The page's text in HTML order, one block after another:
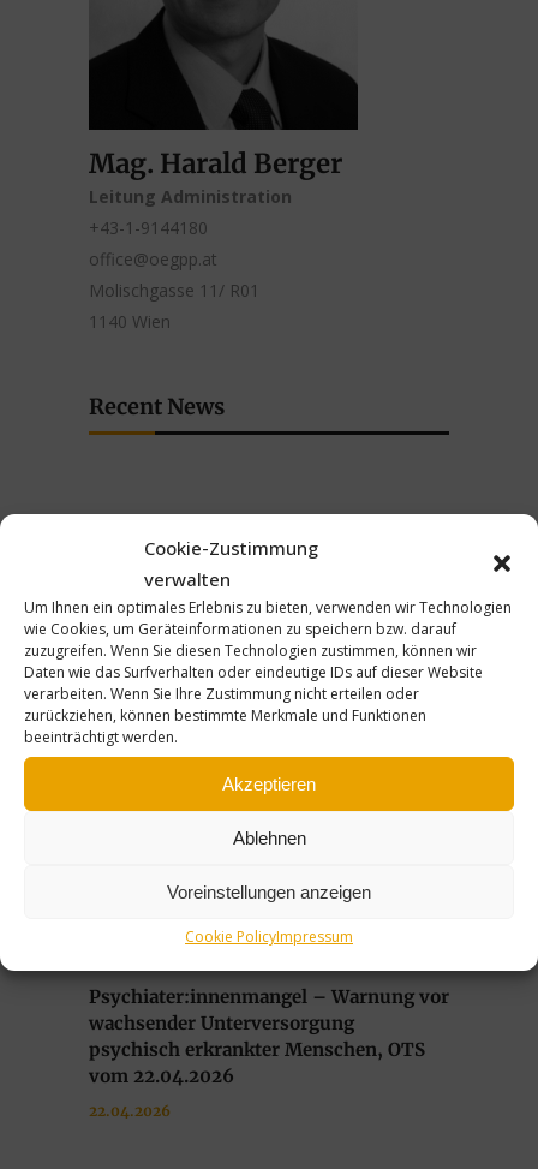
Cookie-Zustimmung
verwalten
Um Ihnen ein optimales Erlebnis zu bieten, verwenden wir Technologien
wie Cookies, um Geräteinformationen zu speichern bzw. darauf
zuzugreifen. Wenn Sie diesen Technologien zustimmen, können wir
Daten wie das Surfverhalten oder eindeutige IDs auf dieser Website
verarbeiten. Wenn Sie Ihre Zustimmung nicht erteilen oder
zurückziehen, können bestimmte Merkmale und Funktionen
beeinträchtigt werden.
Akzeptieren
Ablehnen
Voreinstellungen anzeigen
Cookie PolicyImpressum
Mag. Harald Berger
Leitung Administration
+43-1-9144180
office@oegpp.at
Molischgasse 11/ R01
1140 Wien
Recent News
Wohnungslosigkeit erhöht Suizidrisiko
bei Frauen massiv, OTS vom 27.05.2026
27.05.2026
Psychiater:innenmangel – Warnung vor
wachsender Unterversorgung
psychisch erkrankter Menschen, OTS
vom 22.04.2026
22.04.2026